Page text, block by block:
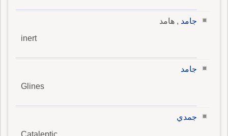
جامد , هامد
inert
جامد
Glines
جمدي